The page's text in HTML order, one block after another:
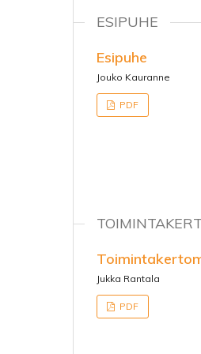
ESIPUHE
Esipuhe
Jouko Kauranne
PDF
Jukka Rantala
PDF